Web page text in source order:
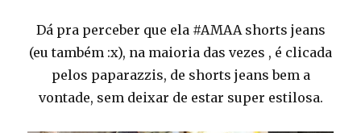
Dá pra perceber que ela #AMAA shorts jeans
(eu também :x), na maioria das vezes , é clicada
pelos paparazzis, de shorts jeans bem a
vontade, sem deixar de estar super estilosa.